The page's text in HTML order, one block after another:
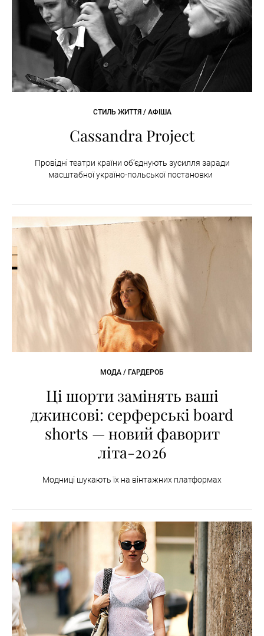
СТИЛЬ ЖИТТЯ / АФІША
Cassandra Project
Провідні театри країни об’єднують зусилля заради
масштабної україно-польської постановки
МОДА / ГАРДЕРОБ
Ці шорти замінять ваші
джинсові: серферські board
shorts — новий фаворит
літа-2026
Модниці шукають їх на вінтажних платформах